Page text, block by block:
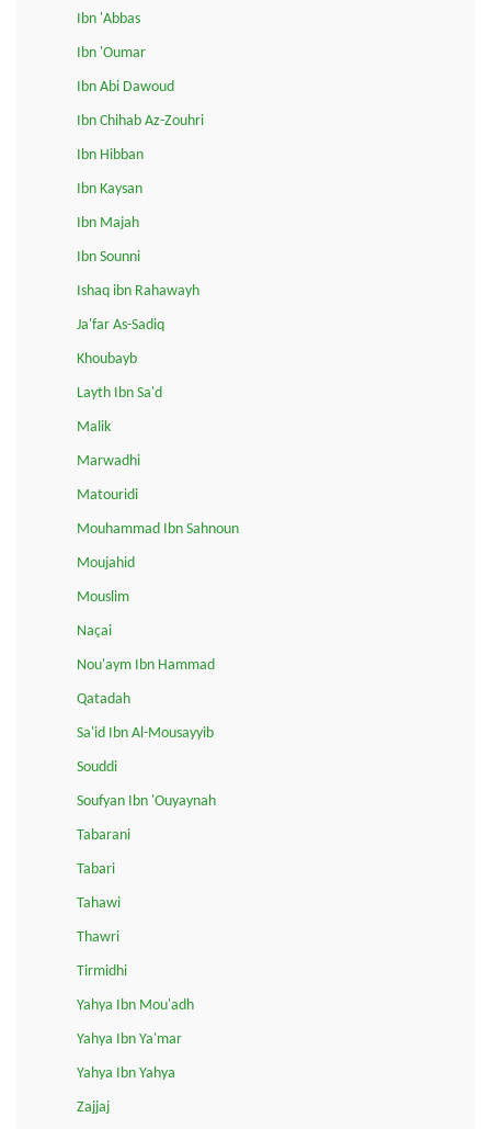
Ibn 'Abbas
Ibn 'Oumar
Ibn Abi Dawoud
Ibn Chihab Az-Zouhri
Ibn Hibban
Ibn Kaysan
Ibn Majah
Ibn Sounni
Ishaq ibn Rahawayh
Ja'far As-Sadiq
Khoubayb
Layth Ibn Sa'd
Malik
Marwadhi
Matouridi
Mouhammad Ibn Sahnoun
Moujahid
Mouslim
Naçai
Nou'aym Ibn Hammad
Qatadah
Sa'id Ibn Al-Mousayyib
Souddi
Soufyan Ibn 'Ouyaynah
Tabarani
Tabari
Tahawi
Thawri
Tirmidhi
Yahya Ibn Mou'adh
Yahya Ibn Ya'mar
Yahya Ibn Yahya
Zajjaj